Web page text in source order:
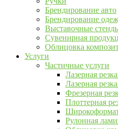
Брендирование авто
Брендирование
Выставочные
Сувенирная
Облицовка
Услуги
Частичные услуги
Лазерная
Лазерная
Фрезерная
Плоттерная
Рулонная